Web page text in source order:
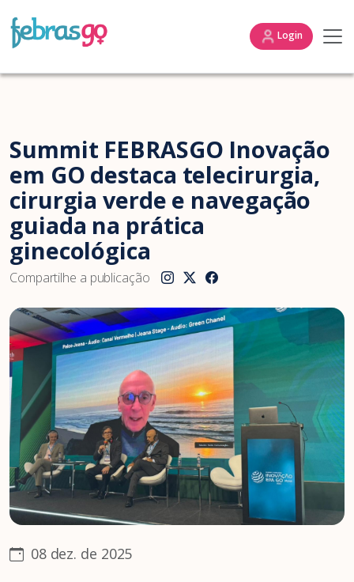
Login
Summit FEBRASGO Inovação
em GO destaca telecirurgia,
cirurgia verde e navegação
guiada na prática
ginecológica
Compartilhe a publicação
08 dez. de 2025